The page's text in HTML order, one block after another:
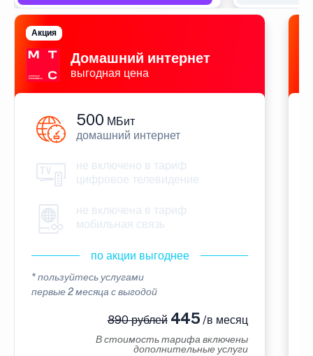
Домашний интернет
выгодная цена
Акция
500 МБит
домашний интернет
не включено в тариф
цифровое телевидение
не включена в тариф
мобильная связь
по акции выгоднее
* пользуйтесь услугами
первые 2 месяца с выгодой
890 рублей445 /в месяц
В стоимость тарифа включены
дополнительные услуги